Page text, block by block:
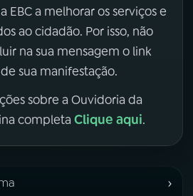
EBC a melhorar os serviços e
ao cidadão. Por isso, não
na sua mensagem o link
sua manifestação.
sobre a Ouvidoria da
completa Clique aqui.
›